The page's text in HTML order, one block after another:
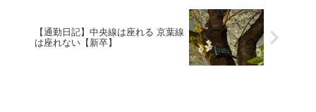
【通勤日記】中央線は座れる 京葉線
は座れない【新卒】